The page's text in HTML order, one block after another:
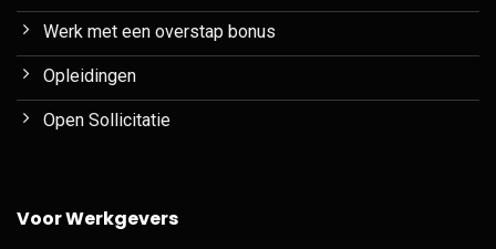
Werk met een overstap bonus
Opleidingen
Open Sollicitatie
Voor Werkgevers